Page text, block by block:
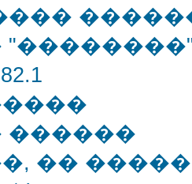
������
�� �����